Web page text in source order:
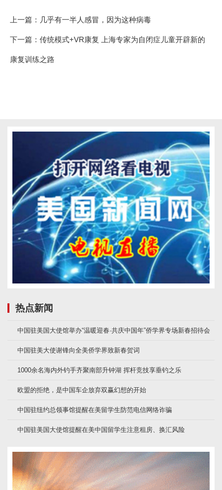
上一篇： 几乎有一半人感冒，因为这种病毒
下一篇： 传统模式+VR康复 上海专家为自闭症儿童开辟新的
康复训练之路
热点新闻
中国驻美国大使馆举办“温暖迎春·共庆中国年”侨学界专场新春招待会
中国驻美大使谢锋向全美侨学界致新春贺词
1000余名海内外钓手齐聚南部升钟湖 挥杆竞技享垂钓之乐
欧盟的拒绝，是中国车企放弃双赢幻想的开始
中国驻纽约总领事馆提醒在美留学生防范电信网络诈骗
中国驻美国大使馆提醒在美中国留学生注意租房、换汇风险